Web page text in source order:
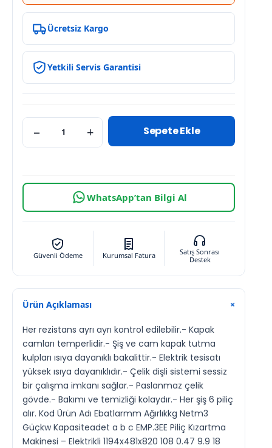
Ücretsiz Kargo
Yetkili Servis Garantisi
− + Sepete Ekle
WhatsApp’tan Bilgi Al
Güvenli Ödeme Kurumsal Fatura
Satış Sonrası
Destek
Ürün Açıklaması +
Her rezistans ayrı ayrı kontrol edilebilir.- Kapak
camları temperlidir.- Şiş ve cam kapak tutma
kulpları ısıya dayanıklı bakalittir.- Elektrik tesisatı
yüksek ısıya dayanıklıdır.- Çelik dişli sistemi sessiz
bir çalışma imkanı sağlar.- Paslanmaz çelik
gövde.- Bakımı ve temizliği kolaydır.- Her şiş 6 piliç
alır. Kod Ürün Adı Ebatlarmm Ağırlıkkg Netm3
Güçkw Kapasiteadet a b c EMP.3EE Piliç Kızartma
Makinesi – Elektrikli 1194x481x820 108 0.47 9.9 18